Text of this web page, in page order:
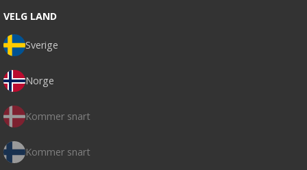
VELG LAND
Sverige
Norge
Kommer snart
Kommer snart